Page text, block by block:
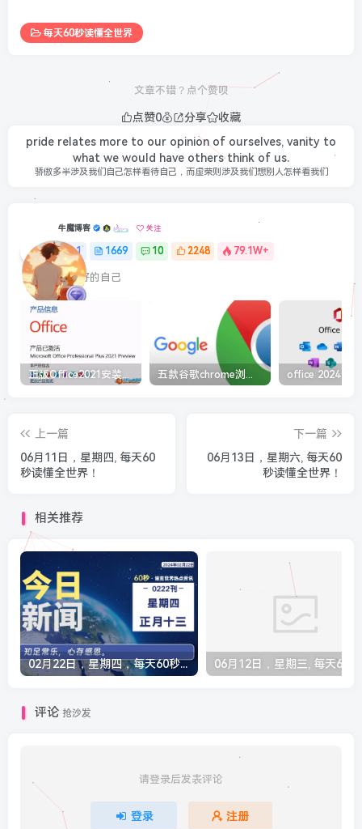
每天60秒读懂全世界
文章不错？点个赞呗
点赞0 分享
收藏
pride relates more to our opinion of ourselves, vanity to
what we would have others think of us.
骄傲多半涉及我们自己怎样看待自己，而虚荣则涉及我们想别人怎样看我们
牛魔博客 关注
1 1669 10 2248 79.1W+
最最好的自己
五款谷歌chrome浏览器截图插件工具推荐
上一篇
06月11日，星期四, 每天60
秒读懂全世界！
下一篇
06月13日，星期六, 每天60
秒读懂全世界！
相关推荐
02月22日，星期四，每天60秒读懂全世界！
评论 抢沙发
请登录后发表评论
登录 注册